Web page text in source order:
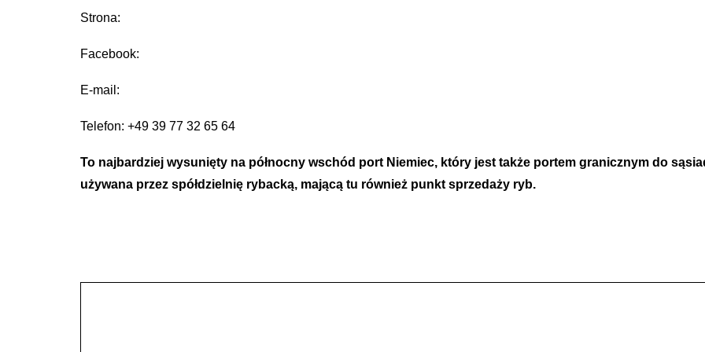
Strona:
Facebook:
E-mail:
Telefon: +49 39 77 32 65 64
To najbardziej wysunięty na północny wschód port Niemiec, który jest także portem granicznym do
używana przez spółdzielnię rybacką, mającą tu również punkt sprzedaży ryb.